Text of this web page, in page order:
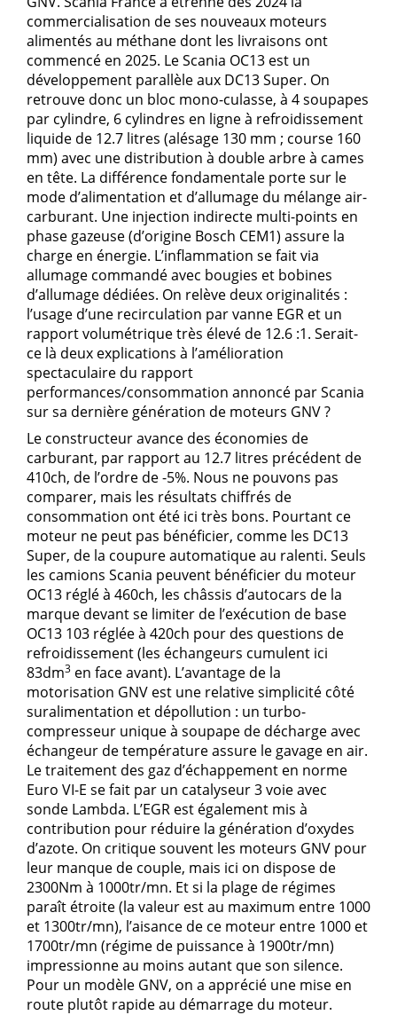
commercialisation de ses nouveaux moteurs
alimentés au méthane dont les livraisons ont
commencé en 2025. Le Scania OC13 est un
développement parallèle aux DC13 Super. On
retrouve donc un bloc mono-culasse, à 4 soupapes
par cylindre, 6 cylindres en ligne à refroidissement
liquide de 12.7 litres (alésage 130 mm ; course 160
mm) avec une distribution à double arbre à cames
en tête. La différence fondamentale porte sur le
mode d’alimentation et d’allumage du mélange air-
carburant. Une injection indirecte multi-points en
phase gazeuse (d’origine Bosch CEM1) assure la
charge en énergie. L’inflammation se fait via
allumage commandé avec bougies et bobines
d’allumage dédiées. On relève deux originalités :
l’usage d’une recirculation par vanne EGR et un
rapport volumétrique très élevé de 12.6 :1. Serait-
ce là deux explications à l’amélioration
spectaculaire du rapport
performances/consommation annoncé par Scania
sur sa dernière génération de moteurs GNV ?
Le constructeur avance des économies de
carburant, par rapport au 12.7 litres précédent de
410ch, de l’ordre de -5%. Nous ne pouvons pas
comparer, mais les résultats chiffrés de
consommation ont été ici très bons. Pourtant ce
moteur ne peut pas bénéficier, comme les DC13
Super, de la coupure automatique au ralenti. Seuls
les camions Scania peuvent bénéficier du moteur
OC13 réglé à 460ch, les châssis d’autocars de la
marque devant se limiter de l’exécution de base
OC13 103 réglée à 420ch pour des questions de
refroidissement (les échangeurs cumulent ici
83dm3 en face avant). L’avantage de la
motorisation GNV est une relative simplicité côté
suralimentation et dépollution : un turbo-
compresseur unique à soupape de décharge avec
échangeur de température assure le gavage en air.
Le traitement des gaz d’échappement en norme
Euro VI-E se fait par un catalyseur 3 voie avec
sonde Lambda. L’EGR est également mis à
contribution pour réduire la génération d’oxydes
d’azote. On critique souvent les moteurs GNV pour
leur manque de couple, mais ici on dispose de
2300Nm à 1000tr/mn. Et si la plage de régimes
paraît étroite (la valeur est au maximum entre 1000
et 1300tr/mn), l’aisance de ce moteur entre 1000 et
1700tr/mn (régime de puissance à 1900tr/mn)
impressionne au moins autant que son silence.
Pour un modèle GNV, on a apprécié une mise en
route plutôt rapide au démarrage du moteur.